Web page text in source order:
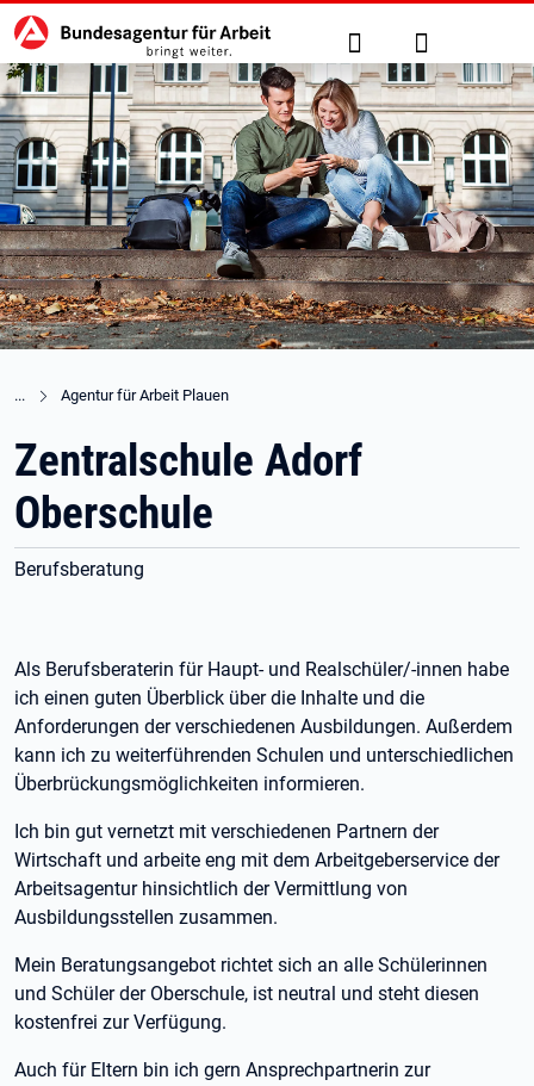
zu den Hauptinhalten springen
Hauptnavigation Suche Anmelden
Agentur für Arbeit Plauen
Zentralschule Adorf
Oberschule
Berufsberatung
Als Berufsberaterin für Haupt- und Realschüler/-innen habe
ich einen guten Überblick über die Inhalte und die
Anforderungen der verschiedenen Ausbildungen. Außerdem
kann ich zu weiterführenden Schulen und unterschiedlichen
Überbrückungsmöglichkeiten informieren.
Ich bin gut vernetzt mit verschiedenen Partnern der
Wirtschaft und arbeite eng mit dem Arbeitgeberservice der
Arbeitsagentur hinsichtlich der Vermittlung von
Ausbildungsstellen zusammen.
Mein Beratungsangebot richtet sich an alle Schülerinnen
und Schüler der Oberschule, ist neutral und steht diesen
kostenfrei zur Verfügung.
Auch für Eltern bin ich gern Ansprechpartnerin zur